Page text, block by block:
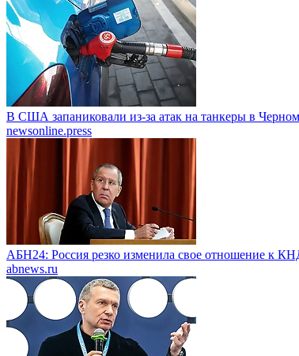
В США запаниковали из-за атак на танкеры в
newsonline.press
АБН24: Россия резко изменила свое отношение к
abnews.ru